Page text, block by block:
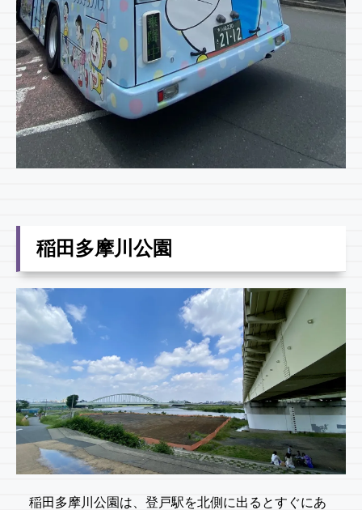
稲田多摩川公園
稲田多摩川公園は、登戸駅を北側に出るとすぐにあ